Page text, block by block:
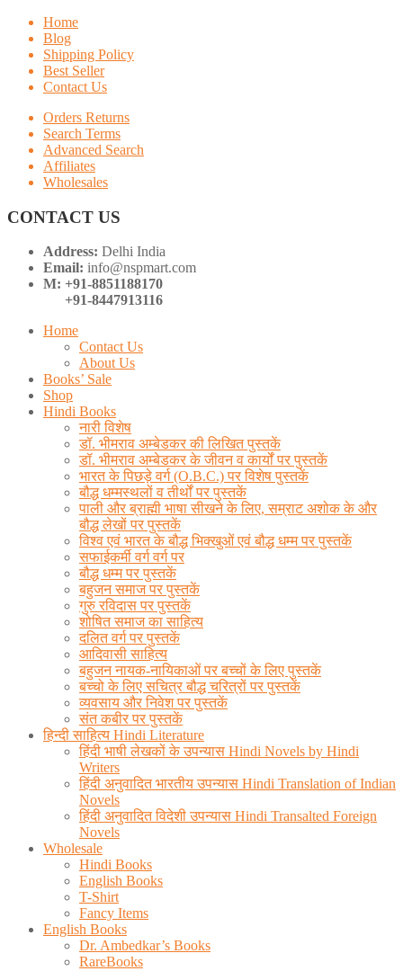
Home
Blog
Shipping Policy
Best Seller
Contact Us
Orders Returns
Search Terms
Advanced Search
Affiliates
Wholesales
CONTACT US
Address: Delhi India
Email: info@nspmart.com
M: +91-8851188170
+91-8447913116
Home
Contact Us
About Us
Books’ Sale
Shop
Hindi Books
नारी विशेष
डॉ. भीमराव अम्बेडकर की लिखित पुस्तकें
डॉ. भीमराव अम्बेडकर के जीवन व कार्यों पर पुस्तकें
भारत के पिछड़े वर्ग (O.B.C.) पर विशेष पुस्तकें
बौद्ध धम्मस्थलों व तीर्थों पर पुस्तकें
पाली और ब्राह्मी भाषा सीखने के लिए, सम्राट अशोक के और
बौद्ध लेखों पर पुस्तकें
विश्व एवं भारत के बौद्ध भिक्खुओं एवं बौद्ध धम्म पर पुस्तकें
सफाईकर्मी वर्ग वर्ग पर
बौद्ध धम्म पर पुस्तकें
बहुजन समाज पर पुस्तकें
गुरु रविदास पर पुस्तकें
शोषित समाज का साहित्य
दलित वर्ग पर पुस्तकें
आदिवासी साहित्य
बहुजन नायक-नायिकाओं पर बच्चों के लिए पुस्तकें
बच्चो के लिए सचित्र बौद्ध चरित्रों पर पुस्तकें
व्यवसाय और निवेश पर पुस्तकें
संत कबीर पर पुस्तकें
हिन्दी साहित्य Hindi Literature
हिंदी भाषी लेखकों के उपन्यास Hindi Novels by Hindi
Writers
हिंदी अनुवादित भारतीय उपन्यास Hindi Translation of Indian
Novels
हिंदी अनुवादित विदेशी उपन्यास Hindi Transalted Foreign
Novels
Wholesale
Hindi Books
English Books
T-Shirt
Fancy Items
English Books
Dr. Ambedkar’s Books
RareBooks